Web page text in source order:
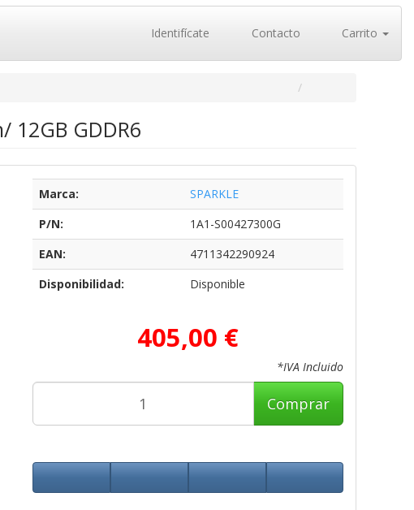
Identifícate Contacto Carrito
12GB GDDR6
Marca:
SPARKLE
P/N:
1A1-S00427300G
EAN:
4711342290924
Disponibilidad:
Disponible
405,00 €
*IVA Incluido
Comprar